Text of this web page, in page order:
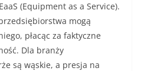
(Equipment as a Service).
mogą
płacąc za faktyczne
Dla branży
są wąskie, a presja na